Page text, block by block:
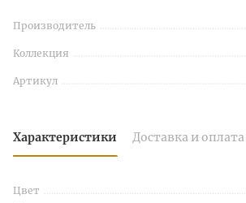
Производитель
Коллекция
Артикул
Характеристики Доставка и оплата
Цвет